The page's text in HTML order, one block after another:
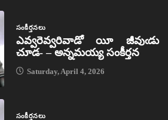
సంకీర్తనలు
ఎవ్వరెవ్వరివాడో యీ జీవుఁడు
చూడ- – అన్నమయ్య సంకీర్తన
Saturday, April 4, 2026
సంకీర్తనలు